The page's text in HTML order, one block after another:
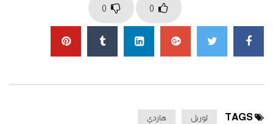
Click to rate this post!
0
0
TAGS لوريل هاردي